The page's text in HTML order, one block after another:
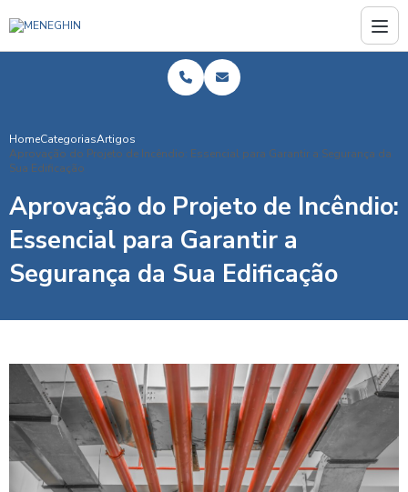
HomeCategoriasArtigos
Aprovação do Projeto de Incêndio: Essencial para Garantir a Segurança da
Sua Edificação
Aprovação do Projeto de Incêndio:
Essencial para Garantir a
Segurança da Sua Edificação